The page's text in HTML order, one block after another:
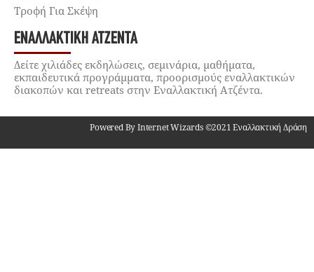
Τροφή Για Σκέψη
ΕΝΑΛΛΑΚΤΙΚΉ ΑΤΖΈΝΤΑ
Δείτε χιλιάδες εκδηλώσεις, σεμινάρια, μαθήματα,
εκπαιδευτικά προγράμματα, προορισμούς εναλλακτικών
διακοπών και retreats στην Εναλλακτική Ατζέντα.
Powered By Internet Wizards ©2021 Εναλλακτική Δράση